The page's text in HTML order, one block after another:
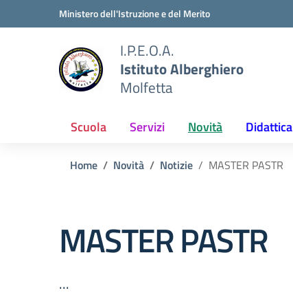
Vai ai contenuti
Vai al menu di navigazioneMinistero dell'Istruzione e del Merito
I.P.E.O.A.
Istituto Alberghiero
Molfetta
Scuola Servizi Novità Didattica
Home Novità Notizie MASTER PASTR
MASTER PASTR
...